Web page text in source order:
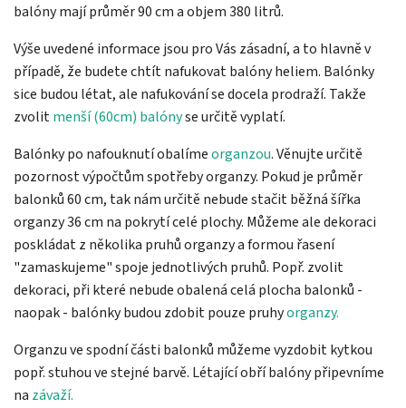
balóny mají průměr 90 cm a objem 380 litrů.
Výše uvedené informace jsou pro Vás zásadní, a to hlavně v
případě, že budete chtít nafukovat balóny heliem. Balónky
sice budou létat, ale nafukování se docela prodraží. Takže
zvolitmenší (60cm) balónyse určitě vyplatí.
Balónky po nafouknutí obalímeorganzou. Věnujte určitě
pozornost výpočtům spotřeby organzy. Pokud je průměr
balonků 60 cm, tak nám určitě nebude stačit běžná šířka
organzy 36 cm na pokrytí celé plochy. Můžeme ale dekoraci
poskládat z několika pruhů organzy a formou řasení
"zamaskujeme" spoje jednotlivých pruhů. Popř. zvolit
dekoraci, při které nebude obalená celá plocha balonků -
naopak - balónky budou zdobit pouze pruhyorganzy.
Organzu ve spodní části balonků můžeme vyzdobit kytkou
popř. stuhou ve stejné barvě. Létající obří balóny připevníme
na závaží.